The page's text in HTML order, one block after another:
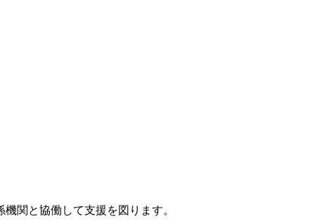
関と協働して支援を図ります。